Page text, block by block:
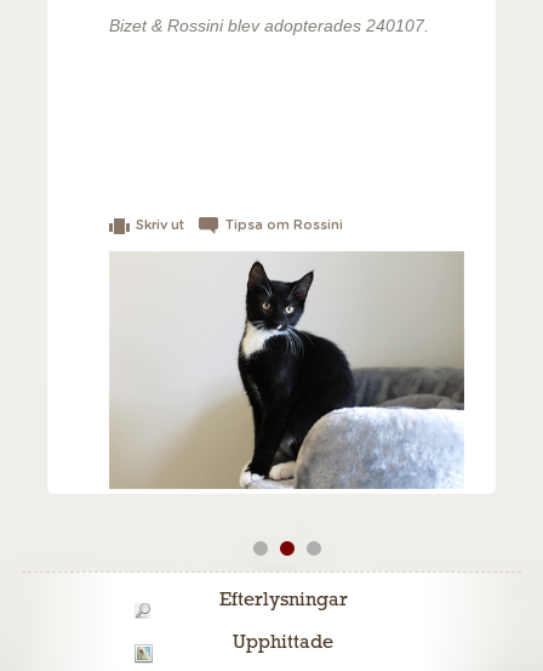
Bizet & Rossini blev adopterades 240107.
Skriv ut Tipsa om Rossini
Efterlysningar
Upphittade